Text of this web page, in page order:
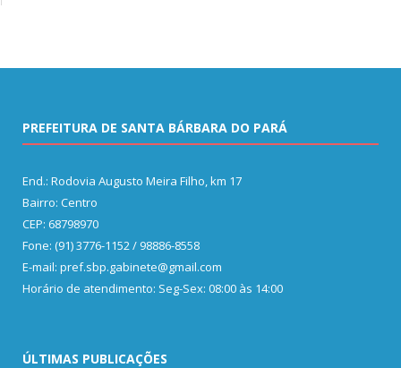
PREFEITURA DE SANTA BÁRBARA DO PARÁ
End.: Rodovia Augusto Meira Filho, km 17
Bairro: Centro
CEP: 68798970
Fone: (91) 3776-1152 / 98886-8558
E-mail: pref.sbp.gabinete@gmail.com
Horário de atendimento: Seg-Sex: 08:00 às 14:00
ÚLTIMAS PUBLICAÇÕES